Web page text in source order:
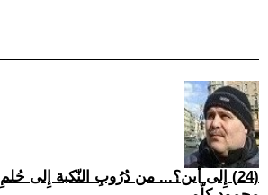
(24) إِلى أين؟... من دُرُوبِ النّكبة إِلى حُلمِ العودة